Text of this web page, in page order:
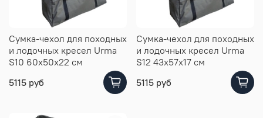
Сумка-чехол для походных
и лодочных кресел Urma
S10 60х50х22 см
5115 руб
Сумка-чехол для походных
и лодочных кресел Urma
S12 43х57х17 см
5115 руб